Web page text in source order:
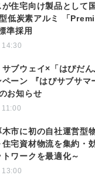
住宅向け製品として
低炭素アルミ 「
準採用
サブウェイ×「はぴだん
ーン 『はぴサブサマ
お知らせ
市に初の自社運営型
住宅資材物流を集約・
トワークを最適化～